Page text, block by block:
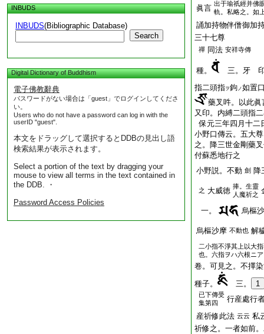
INBUDS
INBUDS(Bibliographic Database)
Search
Digital Dictionary of Buddhism
電子佛教辭典
パスワードがない場合は「guest」でログインしてくださ
い。
Users who do not have a password can log in with the
userID "guest".
本文をドラッグして選択するとDDBの見出し語
検索結果が表示されます。
Select a portion of the text by dragging your
mouse to view all terms in the text contained in
the DDB. ・
Password Access Policies
眞言 出于瑜祇經并佛
軌。私略之。如
誦加持物伴僧御加
三十七尊
禪 同法 安祥寺傳
種。
三。牙
指二頭指ヲ鉤ノ如置
藥叉吽。以此眞
又印。内縛二頭指
保元三年四月十
小野口傳云。五大
之。降三世金剛藥
付蘇悉地行之
小野説。不動 劍 降
之 大威徳 捧。生靈
人魔祈之
一。 烏樞
烏樞沙摩 不動也 解
二小指不淨其上以大
也。六指ヲハ六根ニ
卷。可見之。不擇
種子。
三。 1
已下傳受
集第四
行産處行
産祈修此法 云云 私
祈修之。一者如前